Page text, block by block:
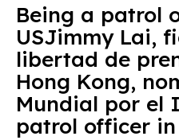
Being a patrol
USJimmy Lai,
libertad de
Hong Kong,
Mundial por el
patrol officer in